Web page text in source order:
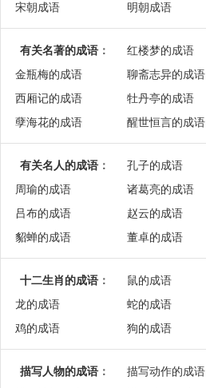
宋朝成语
明朝成语
有关名著的成语 ： 红楼梦的成语
金瓶梅的成语
聊斋志异的成语
西厢记的成语
牡丹亭的成语
孽海花的成语
醒世恒言的成语
有关名人的成语 ： 孔子的成语
周瑜的成语
诸葛亮的成语
吕布的成语
赵云的成语
貂蝉的成语
董卓的成语
十二生肖的成语 ： 鼠的成语
龙的成语
蛇的成语
鸡的成语
狗的成语
描写人物的成语 ： 描写动作的成语